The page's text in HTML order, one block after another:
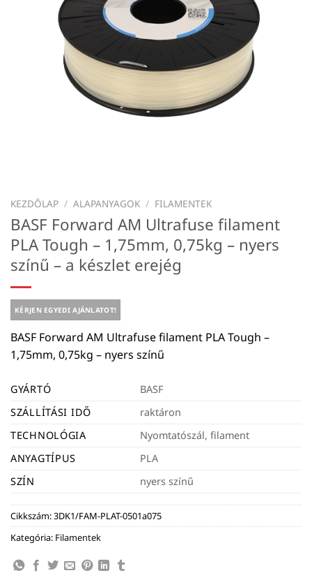
KEZDŐLAP / ALAPANYAGOK / FILAMENTEK
BASF Forward AM Ultrafuse filament
PLA Tough – 1,75mm, 0,75kg – nyers
színű – a készlet erejég
KÉRJEN EGYEDI AJÁNLATOT!
BASF Forward AM Ultrafuse filament PLA Tough –
1,75mm, 0,75kg – nyers színű
GYÁRTÓ
BASF
SZÁLLÍTÁSI IDŐ
raktáron
TECHNOLÓGIA
Nyomtatószál, filament
ANYAGTÍPUS
PLA
SZÍN
nyers színű
Cikkszám:3DK1/FAM-PLAT-0501a075
Kategória: Filamentek